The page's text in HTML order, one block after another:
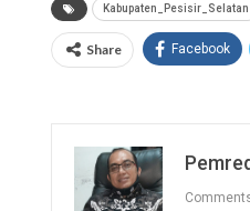
Kabupaten_Pesisir_Selatan
Share Facebook